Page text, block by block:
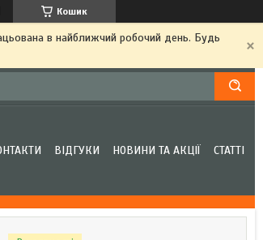
Кошик
в найближчий робочий день. Будь
ВІДГУКИ НОВИНИ ТА АКЦІЇ СТАТТІ